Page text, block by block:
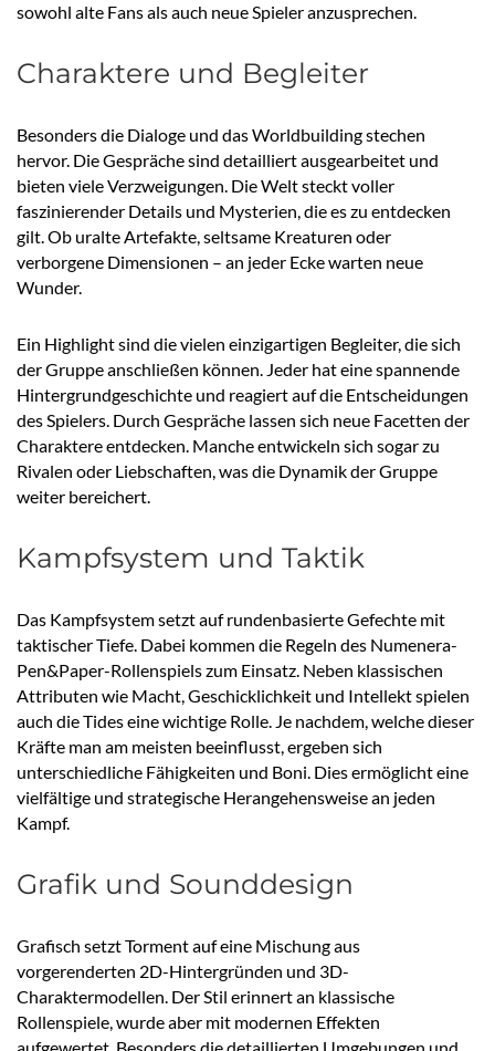
sowohl alte Fans als auch neue Spieler anzusprechen.
Charaktere und Begleiter
Besonders die Dialoge und das Worldbuilding stechen
hervor. Die Gespräche sind detailliert ausgearbeitet und
bieten viele Verzweigungen. Die Welt steckt voller
faszinierender Details und Mysterien, die es zu entdecken
gilt. Ob uralte Artefakte, seltsame Kreaturen oder
verborgene Dimensionen – an jeder Ecke warten neue
Wunder.
Ein Highlight sind die vielen einzigartigen Begleiter, die sich
der Gruppe anschließen können. Jeder hat eine spannende
Hintergrundgeschichte und reagiert auf die Entscheidungen
des Spielers. Durch Gespräche lassen sich neue Facetten der
Charaktere entdecken. Manche entwickeln sich sogar zu
Rivalen oder Liebschaften, was die Dynamik der Gruppe
weiter bereichert.
Kampfsystem und Taktik
Das Kampfsystem setzt auf rundenbasierte Gefechte mit
taktischer Tiefe. Dabei kommen die Regeln des Numenera-
Pen&Paper-Rollenspiels zum Einsatz. Neben klassischen
Attributen wie Macht, Geschicklichkeit und Intellekt spielen
auch die Tides eine wichtige Rolle. Je nachdem, welche dieser
Kräfte man am meisten beeinflusst, ergeben sich
unterschiedliche Fähigkeiten und Boni. Dies ermöglicht eine
vielfältige und strategische Herangehensweise an jeden
Kampf.
Grafik und Sounddesign
Grafisch setzt Torment auf eine Mischung aus
vorgerenderten 2D-Hintergründen und 3D-
Charaktermodellen. Der Stil erinnert an klassische
Rollenspiele, wurde aber mit modernen Effekten